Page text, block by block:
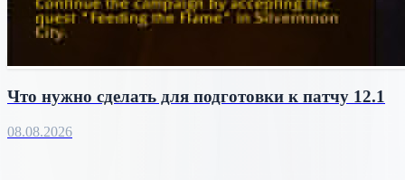
Что нужно сделать для подготовки к патчу 12.1
08.08.2026